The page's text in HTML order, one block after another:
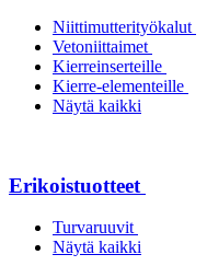
Niittimutterityökalut
Vetoniittaimet
Kierreinserteille
Kierre-elementeille
Näytä kaikki
Erikoistuotteet
Turvaruuvit
Näytä kaikki